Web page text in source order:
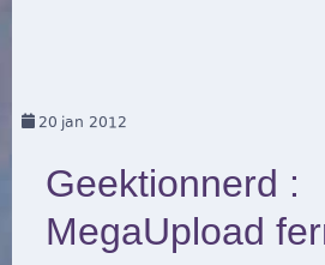
20 jan 2012
Geektionnerd :
MegaUpload